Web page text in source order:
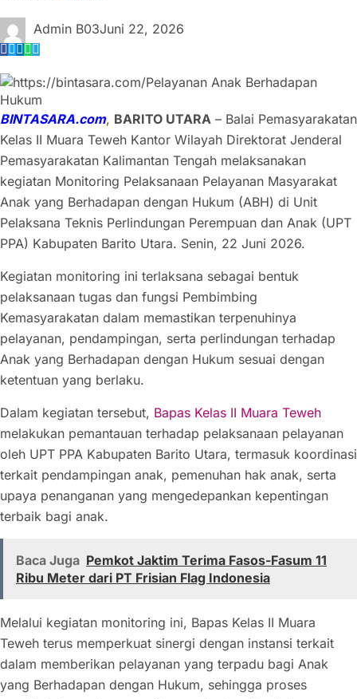
Admin B03Juni 22, 2026
BINTASARA.com, BARITO UTARA – Balai Pemasyarakatan
Kelas II Muara Teweh Kantor Wilayah Direktorat Jenderal
Pemasyarakatan Kalimantan Tengah melaksanakan
kegiatan Monitoring Pelaksanaan Pelayanan Masyarakat
Anak yang Berhadapan dengan Hukum (ABH) di Unit
Pelaksana Teknis Perlindungan Perempuan dan Anak (UPT
PPA) Kabupaten Barito Utara. Senin, 22 Juni 2026.
Kegiatan monitoring ini terlaksana sebagai bentuk
pelaksanaan tugas dan fungsi Pembimbing
Kemasyarakatan dalam memastikan terpenuhinya
pelayanan, pendampingan, serta perlindungan terhadap
Anak yang Berhadapan dengan Hukum sesuai dengan
ketentuan yang berlaku.
Dalam kegiatan tersebut, Bapas Kelas II Muara Teweh
melakukan pemantauan terhadap pelaksanaan pelayanan
oleh UPT PPA Kabupaten Barito Utara, termasuk koordinasi
terkait pendampingan anak, pemenuhan hak anak, serta
upaya penanganan yang mengedepankan kepentingan
terbaik bagi anak.
Baca Juga Pemkot Jaktim Terima Fasos-Fasum 11
Ribu Meter dari PT Frisian Flag Indonesia
Melalui kegiatan monitoring ini, Bapas Kelas II Muara
Teweh terus memperkuat sinergi dengan instansi terkait
dalam memberikan pelayanan yang terpadu bagi Anak
yang Berhadapan dengan Hukum, sehingga proses